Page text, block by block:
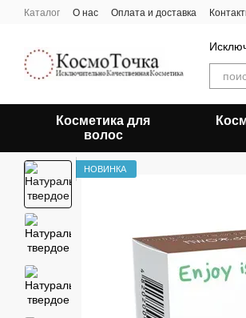
Перейти к основному контенту
Каталог О нас Оплата и доставка
Косметика для
волос
НОВИНКА